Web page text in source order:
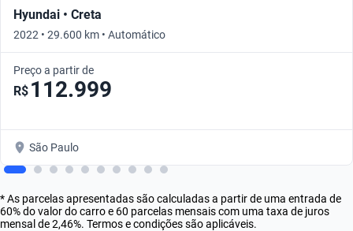
Hyundai • Creta
2022 • 29.600 km • Automático
Preço a partir de
R$ 112.999
São Paulo
* As parcelas apresentadas são calculadas a partir de uma entrada de
60% do valor do carro e 60 parcelas mensais com uma taxa de juros
mensal de 2,46%. Termos e condições são aplicáveis.